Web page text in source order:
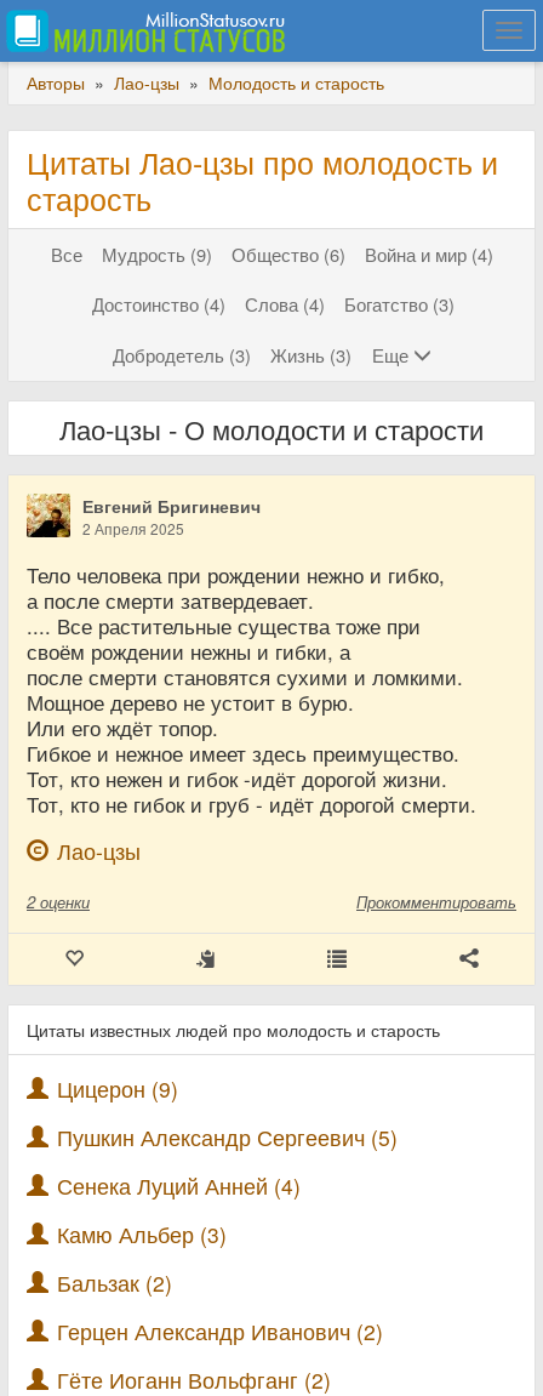
Авторы » Лао-цзы » Молодость и старость
Цитаты Лао-цзы про молодость и
старость
Все Мудрость (9) Общество (6)
Война и мир (4)
Достоинство (4)
Слова (4)
Богатство (3)
Добродетель (3)
Жизнь (3) Еще
Лао-цзы - О молодости и старости
Евгений Бригиневич
2 Апреля 2025
Тело человека при рождении нежно и гибко,
а после смерти затвердевает.
.... Все растительные существа тоже при
своём рождении нежны и гибки, а
после смерти становятся сухими и ломкими.
Мощное дерево не устоит в бурю.
Или его ждёт топор.
Гибкое и нежное имеет здесь преимущество.
Тот, кто нежен и гибок -идёт дорогой жизни.
Тот, кто не гибок и груб - идёт дорогой смерти.
Лао-цзы
2 оценки Прокомментировать
Цитаты известных людей про молодость и старость
Цицерон (9)
Пушкин Александр Сергеевич (5)
Сенека Луций Анней (4)
Камю Альбер (3)
Бальзак (2)
Герцен Александр Иванович (2)
Гёте Иоганн Вольфганг (2)